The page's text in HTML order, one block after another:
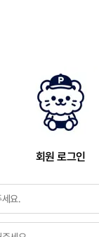
회원 로그인